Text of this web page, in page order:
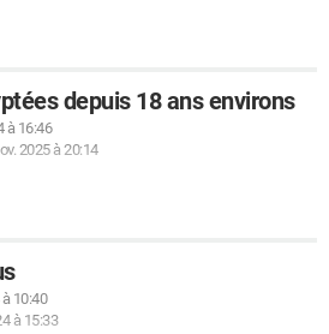
depuis 18 ans environs
à 16:46
2025 à 20:14
10:40
à 15:33